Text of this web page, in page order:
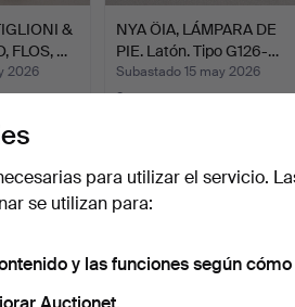
&
FLOS, …
2026
NYA ÖIA, LÁMPARA DE
PIE. Latón. Tipo G126-…
Subastado 15 may 2026
2 pujas
para utilizar el servicio.
se utilizan para:
y las funciones según